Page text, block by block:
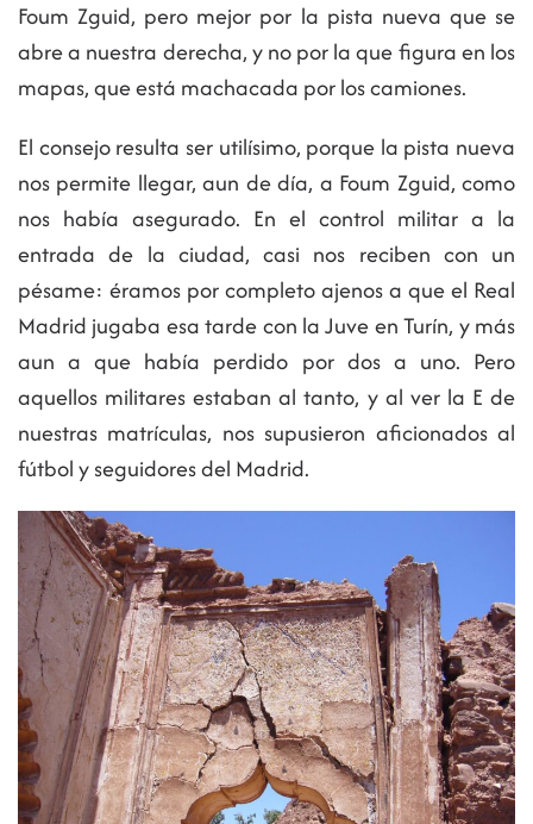
Foum Zguid, pero mejor por la pista nueva que se
abre a nuestra derecha, y no por la que figura en los
mapas, que está machacada por los camiones.
El consejo resulta ser utilísimo, porque la pista nueva
nos permite llegar, aun de día, a Foum Zguid, como
nos había asegurado. En el control militar a la
entrada de la ciudad, casi nos reciben con un
pésame: éramos por completo ajenos a que el Real
Madrid jugaba esa tarde con la Juve en Turín, y más
aun a que había perdido por dos a uno. Pero
aquellos militares estaban al tanto, y al ver la E de
nuestras matrículas, nos supusieron aficionados al
fútbol y seguidores del Madrid.